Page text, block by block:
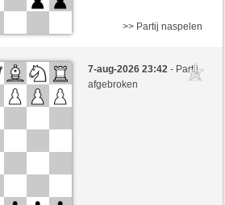
>> Partij naspelen
7-aug-2026 23:42- Partij
afgebroken